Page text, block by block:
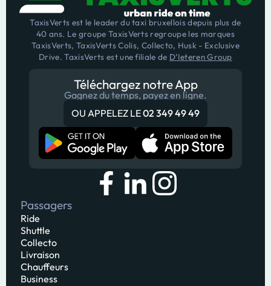
TaxisVerts est le leader du taxi bruxellois depuis plus de
40 ans. Le groupe TaxisVerts regroupe les marques
TaxisVerts, TaxisVerts Colis, Collecto, Husk - Exclusive
Drive. TaxisVerts est une filiale de D’Ieteren Group
Téléchargez notre App
Gagnez du temps, payez en ligne.
OU APPELEZ LE02 349 49 49
Passagers
Ride
Shuttle
Collecto
Livraison
Chauffeurs
Business